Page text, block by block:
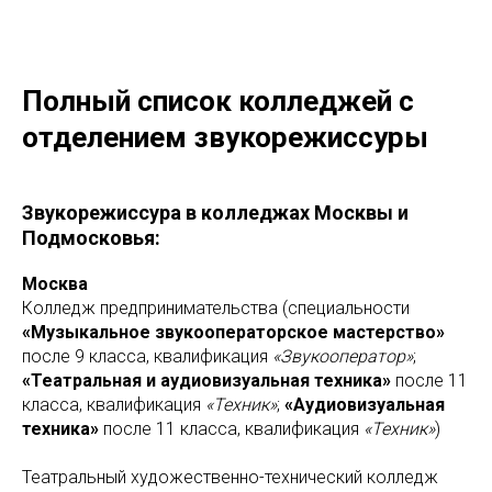
Полный список колледжей с
отделением звукорежиссуры
Звукорежиссура в колледжах Москвы и
Подмосковья:
Москва
Колледж предпринимательства (специальности
«Музыкальное звукооператорское мастерство»
после 9 класса, квалификация «Звукооператор»;
«Театральная и аудиовизуальная техника» после 11
класса, квалификация «Техник»; «Аудиовизуальная
техника» после 11 класса, квалификация «Техник»)
Театральный художественно-технический колледж